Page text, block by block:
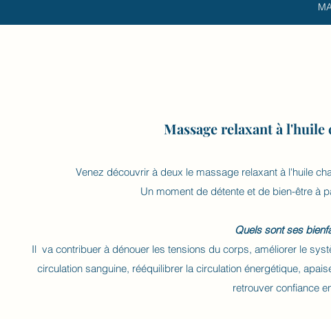
Massage relaxant à l'huile
Venez découvrir à deux le massage relaxant à l'huile
Un moment de détente et de bien-être à
Quels sont ses
Il va contribuer à dénouer les tensions du corps, améliorer le
circulation sanguine, rééquilibrer la circulation énergétique,
retrouver confiance